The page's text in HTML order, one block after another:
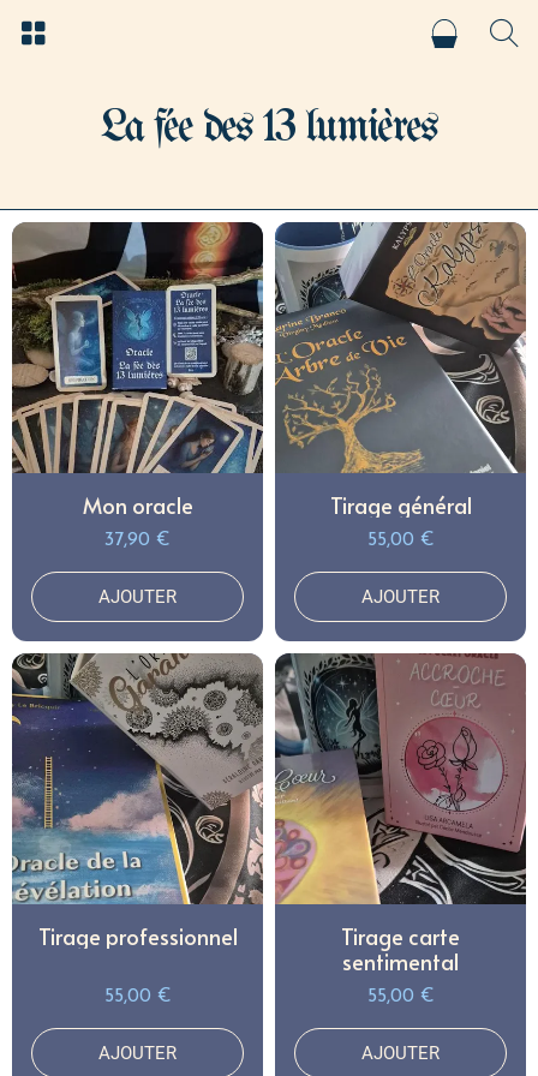
La fée des 13 lumières
Mon oracle
37,90 €
AJOUTER
Tirage général
55,00 €
AJOUTER
Tirage professionnel
55,00 €
AJOUTER
Tirage carte
sentimental
55,00 €
AJOUTER